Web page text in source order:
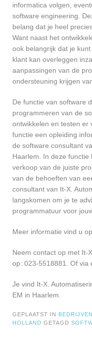
informatica volgen,
software engineering.
belang dat je heel
Want naast het
ook belangrijk dat je
klant kan overleggen
aanpassingen van de
ondersteuning krijgen
De functie van software
programmeren van de
ontwikkelen en testen er
functie een opleiding
de software consultant
Haarlem. In deze
verkoop van de juiste
van de behoeften van
consultant van It-X.
langskomen om je te
programmatuur voor
Meer informatie vind u
Neem contact op met It-
op: 023-5518881. Of via
Je vind It-X.
EM in Haarlem.
GEPLAATST IN BEDRIJVEN
HOLLAND GETAGD